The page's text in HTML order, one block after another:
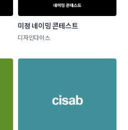
미정 네이밍 콘테스트
디자인다이스